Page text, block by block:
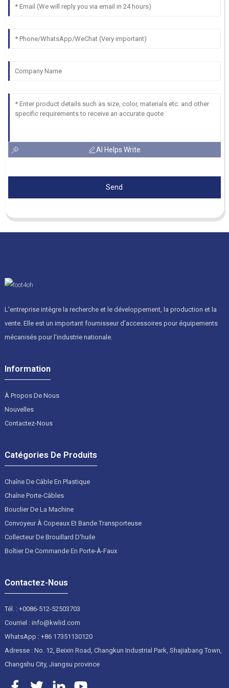
AI Helps Write
Send
L'entreprise intègre la recherche et le développement, la production et la
vente. Elle est un important fournisseur d'accessoires pour équipements
mécanisés pour l'industrie nationale.
Information
À Propos De Nous
Nouvelles
Contactez-Nous
Catégories De Produits
Chaîne De Câble En Plastique
Chaîne Porte-Câbles
Bouclier De La Machine
Convoyeur À Copeaux Et Bande Transporteuse
Collecteur De Brouillard D'huile
Boîtier De Commande En Porte-À-Faux
Contactez-Nous
Tél. : +0086-512-52503703
Courriel : info@kwlid.com
WhatsApp : +86 17351130120
Adresse : No. 12, Beixin Road, Changkun Industrial Park, Shajiabang Town,
Changshu City, Jiangsu province